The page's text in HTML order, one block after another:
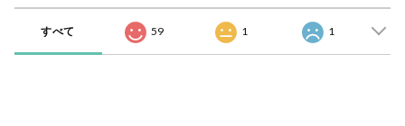
すべて 59 1 1